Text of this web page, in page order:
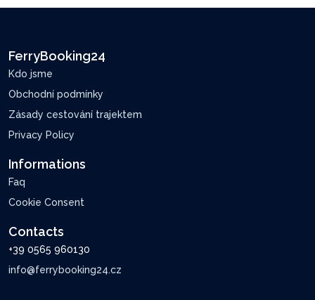
FerryBooking24
Kdo jsme
Obchodní podmínky
Zásady cestování trajektem
Privacy Policy
Informations
Faq
Cookie Consent
Contacts
+39 0565 960130
info@ferrybooking24.cz